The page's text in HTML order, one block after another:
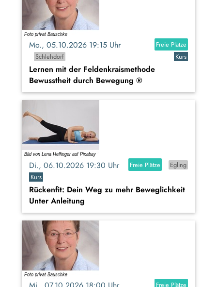
Mo., 05.10.2026 19:15 Uhr
Freie Plätze
Schlehdorf
Kurs
Lernen mit der Feldenkraismethode
Bewusstheit durch Bewegung ®
Di., 06.10.2026 19:30 Uhr Freie Plätze
Egling
Kurs
Rückenfit: Dein Weg zu mehr Beweglichkeit
Unter Anleitung
Freie Plätze